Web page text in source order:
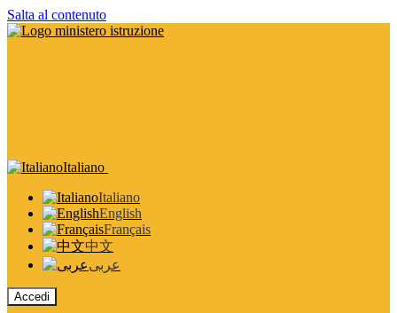
Salta al contenuto
Italiano
Italiano
English
Français
中文
عربى
Accedi